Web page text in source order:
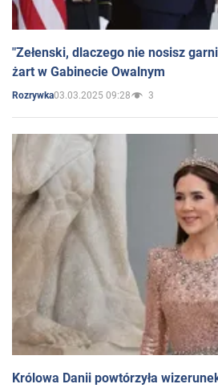
"Zełenski, dlaczego nie nosisz
żart w Gabinecie Owalnym
Rozrywka03.03.2025 09:28 3
Królowa Danii powtórzyła